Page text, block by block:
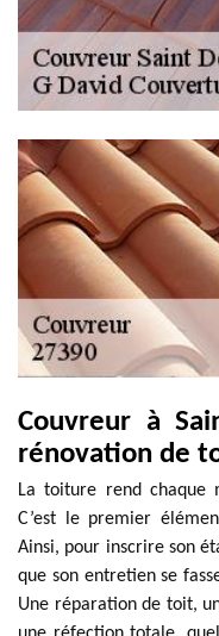
Couvreur à
rénovation de
La toiture rend chaque
C’est le premier
Ainsi, pour inscrire son
que son entretien se
Une réparation de toit,